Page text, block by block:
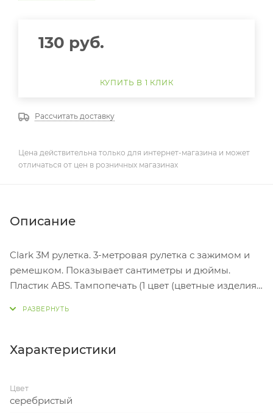
130 руб.
КУПИТЬ В 1 КЛИК
Рассчитать доставку
Цена действительна только для интернет-магазина и может
отличаться от цен в розничных магазинах
Описание
Clark 3M рулетка. 3-метровая рулетка с зажимом и
ремешком. Показывает сантиметры и дюймы.
Пластик ABS. Тампопечать (1 цвет (цветные изделия))
Характеристики
Цвет
серебристый